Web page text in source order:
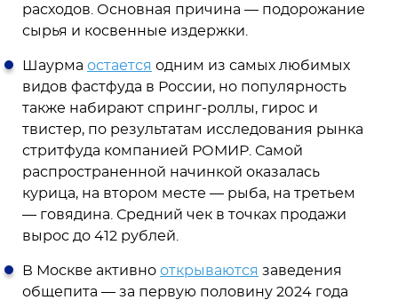
расходов. Основная причина — подорожание
сырья и косвенные издержки.
Шаурма остается одним из самых любимых
видов фастфуда в России, но популярность
также набирают спринг-роллы, гирос и
твистер, по результатам исследования рынка
стритфуда компанией РОМИР. Самой
распространенной начинкой оказалась
курица, на втором месте — рыба, на третьем
— говядина. Средний чек в точках продажи
вырос до 412 рублей.
В Москве активно открываются заведения
общепита — за первую половину 2024 года